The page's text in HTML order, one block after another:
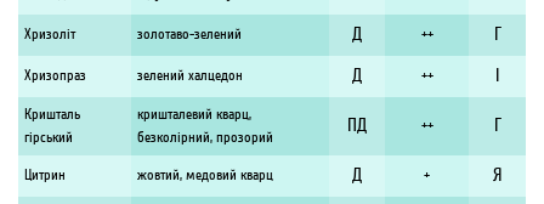
Хризоліт золотаво-зелений Д ++ Г
Хризопраз зелений халцедон Д ++
Кришталь
гірський
кришталевий кварц,
безколірний, прозорий
ПД ++ Г
Цитрин жовтий, медовий кварц Д + Я